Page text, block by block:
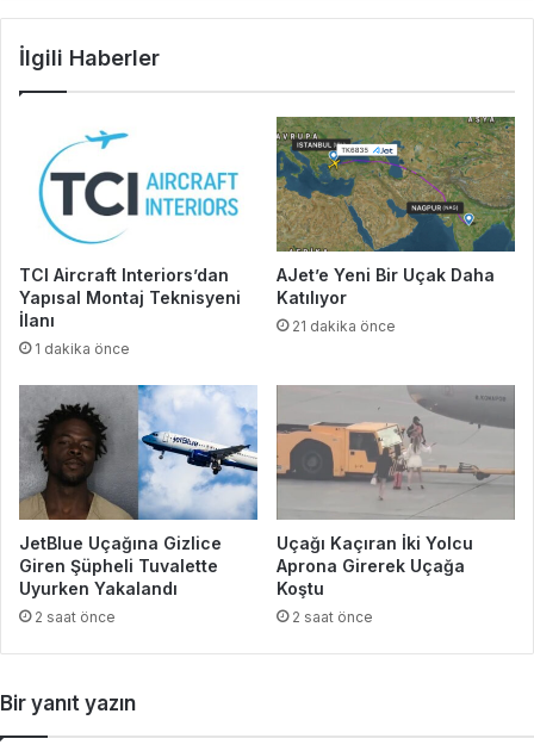
İlgili Haberler
TCI Aircraft Interiors’dan
Yapısal Montaj Teknisyeni
İlanı
1 dakika önce
AJet’e Yeni Bir Uçak Daha
Katılıyor
21 dakika önce
JetBlue Uçağına Gizlice
Giren Şüpheli Tuvalette
Uyurken Yakalandı
2 saat önce
Uçağı Kaçıran İki Yolcu
Aprona Girerek Uçağa
Koştu
2 saat önce
Bir yanıt yazın